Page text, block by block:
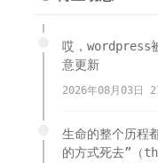
哎，wordpress
意更新
2026年08月03日
生命的整个历程
的方式死去”